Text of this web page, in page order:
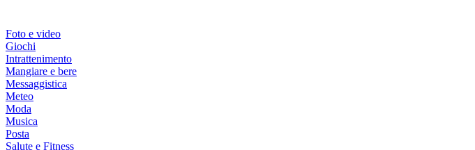
Foto e video
Giochi
Intrattenimento
Mangiare e bere
Messaggistica
Meteo
Moda
Musica
Posta
Salute e Fitness